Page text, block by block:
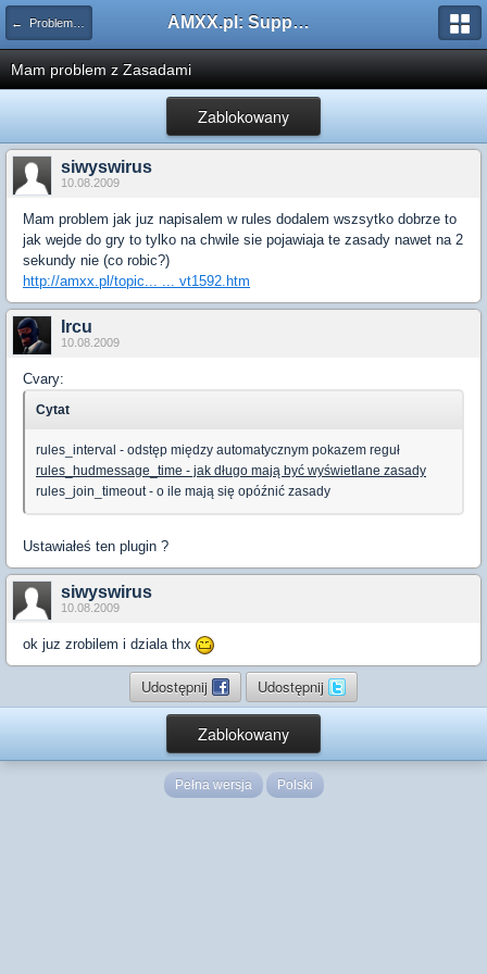
← Problemy z pluginami AMXX.pl: Support AMX Mod X i SourceMod
Mam problem z Zasadami
Zablokowany
siwyswirus
10.08.2009
Mam problem jak juz napisalem w rules dodalem wszsytko dobrze to
jak wejde do gry to tylko na chwile sie pojawiaja te zasady nawet na 2
sekundy nie (co robic?)
http://amxx.pl/topic... ... vt1592.htm
Ircu
10.08.2009
Cvary:
Cytat
rules_interval - odstęp między automatycznym pokazem reguł
rules_hudmessage_time - jak długo mają być wyświetlane zasady
rules_join_timeout - o ile mają się opóźnić zasady
Ustawiałeś ten plugin ?
siwyswirus
10.08.2009
ok juz zrobilem i dziala thx
Udostępnij Udostępnij
Zablokowany
Pełna wersja Polski